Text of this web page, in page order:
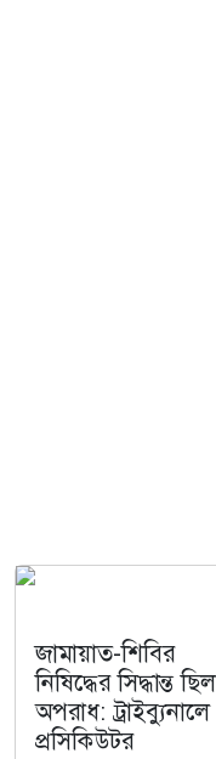
জামায়াত-শিবির
নিষিদ্ধের সিদ্ধান্ত ছিল
অপরাধ: ট্রাইব্যুনালে
প্রসিকিউটর